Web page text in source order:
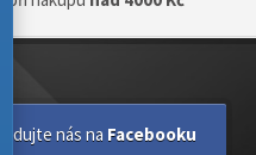
Sledujte nás na Facebooku